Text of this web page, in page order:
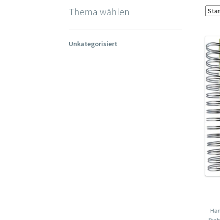
Thema wählen
Unkategorisiert